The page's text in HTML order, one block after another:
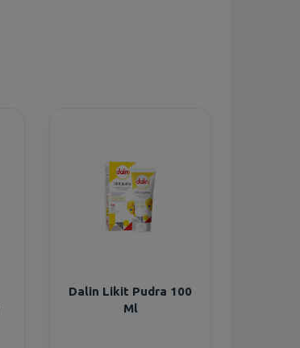
Dalin Likit Pudra 100
Ml